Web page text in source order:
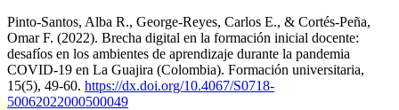
Pinto-Santos, Alba R., George-Reyes, Carlos E., & Cortés-Peña,
Omar F. (2022). Brecha digital en la formación inicial docente:
desafíos en los ambientes de aprendizaje durante la pandemia
COVID-19 en La Guajira (Colombia). Formación universitaria,
15(5), 49-60. https://dx.doi.org/10.4067/S0718-
50062022000500049